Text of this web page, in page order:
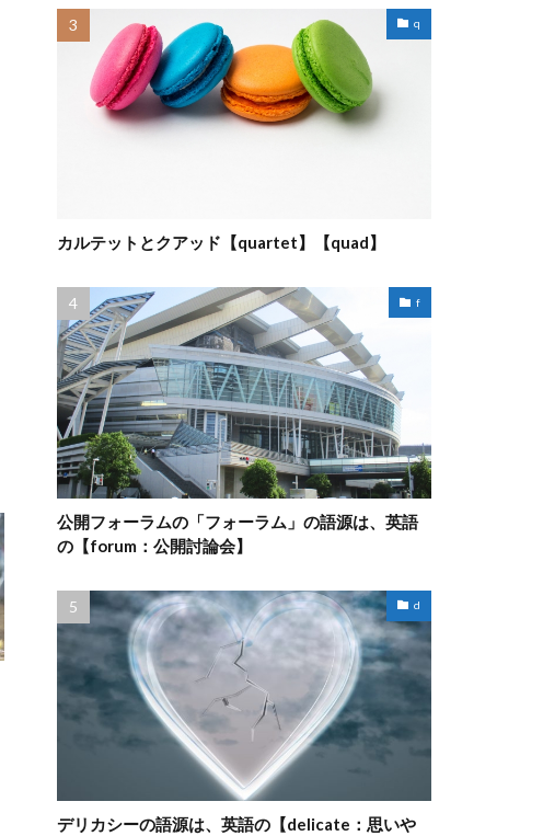
q
カルテットとクアッド【quartet】【quad】
f
公開フォーラムの「フォーラム」の語源は、英語
の【forum：公開討論会】
d
デリカシーの語源は、英語の【delicate：思いや